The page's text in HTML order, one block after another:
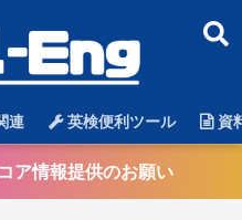
連 英検便利ツール 資
ア情報提供のお願い